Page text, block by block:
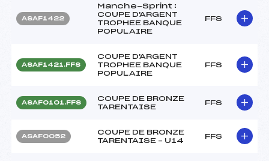
ASAF1422
Manche-Sprint :
COUPE D'ARGENT
TROPHEE BANQUE
POPULAIRE
FFS
ASAF1421.FFS
COUPE D'ARGENT
TROPHEE BANQUE
POPULAIRE
FFS
ASAF0101.FFS
COUPE DE BRONZE
TARENTAISE
FFS
ASAF0052
COUPE DE BRONZE
TARENTAISE – U14
FFS